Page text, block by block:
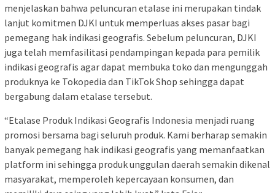
menjelaskan bahwa peluncuran etalase ini merupakan tindak
lanjut komitmen DJKI untuk memperluas akses pasar bagi
pemegang hak indikasi geografis. Sebelum peluncuran, DJKI
juga telah memfasilitasi pendampingan kepada para pemilik
indikasi geografis agar dapat membuka toko dan mengunggah
produknya ke Tokopedia dan TikTok Shop sehingga dapat
bergabung dalam etalase tersebut.
“Etalase Produk Indikasi Geografis Indonesia menjadi ruang
promosi bersama bagi seluruh produk. Kami berharap semakin
banyak pemegang hak indikasi geografis yang memanfaatkan
platform ini sehingga produk unggulan daerah semakin dikenal
masyarakat, memperoleh kepercayaan konsumen, dan